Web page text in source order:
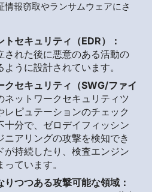
情報窃取やランサムウェアにさ
セキュリティ（EDR）：
された後に悪意のある活動の
うに設計されています。
クセキュリティ（SWG/ファイ
ネットワークセキュリティツ
レピュテーションのチェック
十分で、ゼロデイフィッシン
ニアリングの攻撃を検知でき
が持続したり、検査エンジン
ています。
つつある攻撃可能な領域：